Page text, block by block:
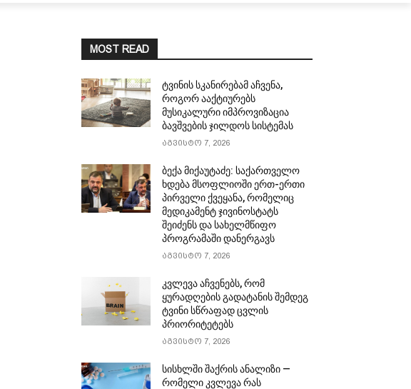
MOST READ
ტვინის სკანირებამ აჩვენა,
როგორ ააქტიურებს
მუსიკალური იმპროვიზაცია
ბავშვების ჯილდოს სისტემას
აგვისტო 7, 2026
ბექა მიქაუტაძე: საქართველო
ხდება მსოფლიოში ერთ-ერთი
პირველი ქვეყანა, რომელიც
მედიკამენტ ჯივინოსტატს
შეიძენს და სახელმწიფო
პროგრამაში დანერგავს
აგვისტო 7, 2026
კვლევა აჩვენებს, რომ
ყურადღების გადატანის შემდეგ
ტვინი სწრაფად ცვლის
პრიორიტეტებს
აგვისტო 7, 2026
სისხლში შაქრის ანალიზი —
რომელი კვლევა რას